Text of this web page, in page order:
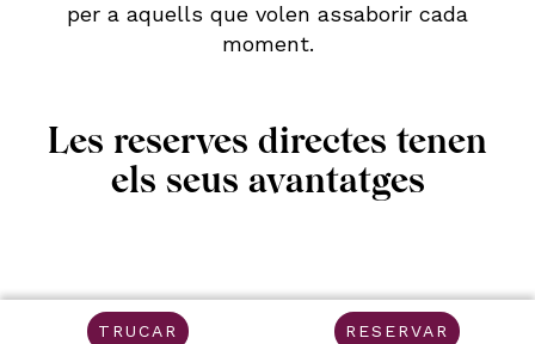
per a aquells que volen assaborir cada
moment.
Les reserves directes tenen
els seus avantatges
TRUCAR RESERVAR